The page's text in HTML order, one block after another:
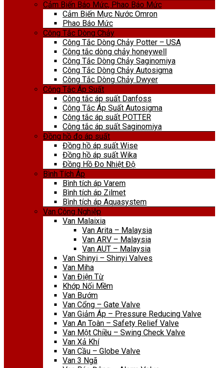
Cảm Biến Báo Mức, Phao Báo Mức
Cảm Biến Mực Nước Omron
Phao Báo Mức
Công Tắc Dòng Chảy
Công Tắc Dòng Chảy Potter – USA
Công tắc dòng chảy honeywell
Công Tắc Dòng Chảy Saginomiya
Công Tắc Dòng Chảy Autosigma
Công Tắc Dòng Chảy Dwyer
Công Tắc Áp Suất
Công tắc áp suất Danfoss
Công Tắc Áp Suất Autosigma
Công tắc áp suất POTTER
Công tắc áp suất Saginomiya
Đồng hồ đo áp suất
Đồng hồ áp suất Wise
Đồng hồ áp suất Wika
Đồng Hồ Đo Nhiệt Độ
Bình Tích Áp
Bình tích áp Varem
Bình tích áp Zilmet
Bình tích áp Aquasystem
Van Công Nghiệp
Van Malaixia
Van Arita – Malaysia
Van ARV – Malaysia
Van AUT – Malaysia
Van Shinyi – Shinyi Valves
Van Miha
Van Điện Từ
Khớp Nối Mềm
Van Bướm
Van Cổng – Gate Valve
Van Giảm Áp – Pressure Reducing Valve
Van An Toàn – Safety Relief Valve
Van Một Chiều – Swing Check Valve
Van Xả Khí
Van Cầu – Globe Valve
Van 3 Ngã